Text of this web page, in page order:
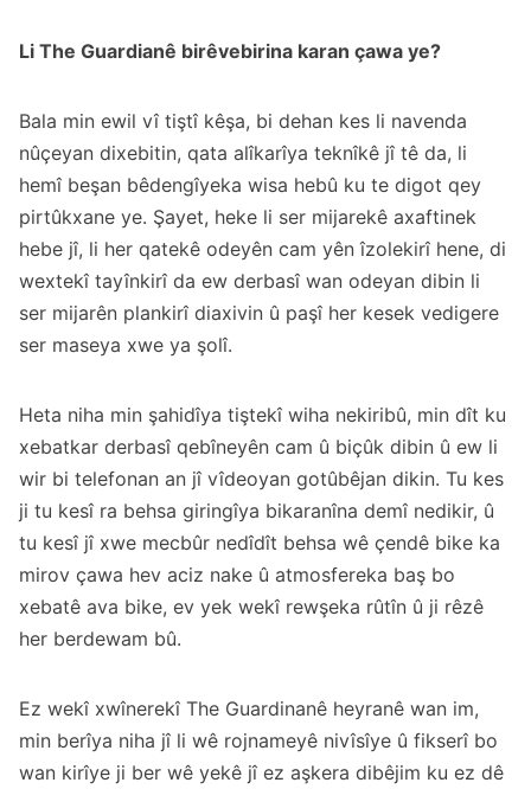
Li The Guardianê birêvebirina karan çawa ye?
Bala min ewil vî tiştî kêşa, bi dehan kes li navenda
nûçeyan dixebitin, qata alîkarîya teknîkê jî tê da, li
hemî beşan bêdengîyeka wisa hebû ku te digot qey
pirtûkxane ye. Şayet, heke li ser mijarekê axaftinek
hebe jî, li her qatekê odeyên cam yên îzolekirî hene, di
wextekî tayînkirî da ew derbasî wan odeyan dibin li
ser mijarên plankirî diaxivin û paşî her kesek vedigere
ser maseya xwe ya şolî.
Heta niha min şahidîya tiştekî wiha nekiribû, min dît ku
xebatkar derbasî qebîneyên cam û biçûk dibin û ew li
wir bi telefonan an jî vîdeoyan gotûbêjan dikin. Tu kes
ji tu kesî ra behsa giringîya bikaranîna demî nedikir, û
tu kesî jî xwe mecbûr nedîdît behsa wê çendê bike ka
mirov çawa hev aciz nake û atmosfereka baş bo
xebatê ava bike, ev yek wekî rewşeka rûtîn û ji rêzê
her berdewam bû.
Ez wekî xwînerekî The Guardinanê heyranê wan im,
min berîya niha jî li wê rojnameyê nivîsîye û fikserî bo
wan kirîye ji ber wê yekê jî ez aşkera dibêjim ku ez dê